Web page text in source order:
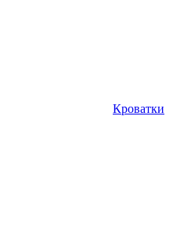
Кроватки